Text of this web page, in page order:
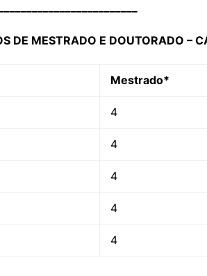
DE MESTRADO E DOUTORADO –
Mestrado*
4
4
4
4
4